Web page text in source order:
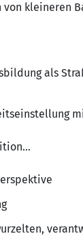
kleineren
als